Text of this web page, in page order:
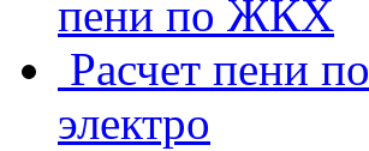
пени по ЖКХ
Расчет пени по
электро